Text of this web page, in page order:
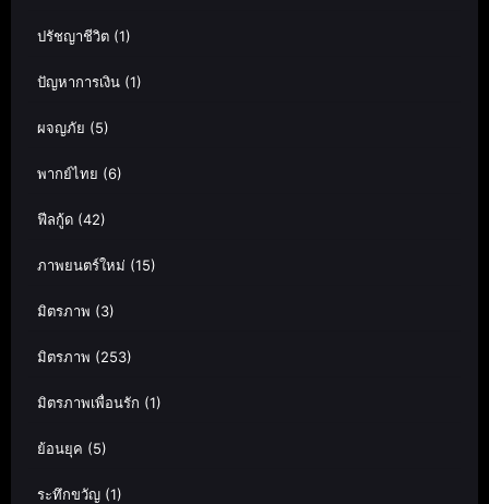
ปรัชญาชีวิต (1)
ปัญหาการเงิน (1)
ผจญภัย (5)
พากย์ไทย (6)
ฟีลกู้ด (42)
ภาพยนตร์ใหม่ (15)
มิตรภาพ (3)
มิตรภาพ (253)
มิตรภาพเพื่อนรัก (1)
ย้อนยุค (5)
ระทึกขวัญ (1)